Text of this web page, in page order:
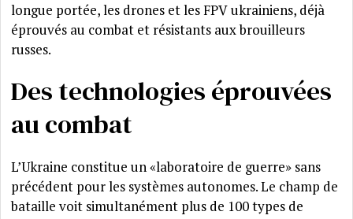
longue portée, les drones et les FPV ukrainiens, déjà
éprouvés au combat et résistants aux brouilleurs
russes.
Des technologies éprouvées
au combat
L’Ukraine constitue un «laboratoire de guerre» sans
précédent pour les systèmes autonomes. Le champ de
bataille voit simultanément plus de 100 types de